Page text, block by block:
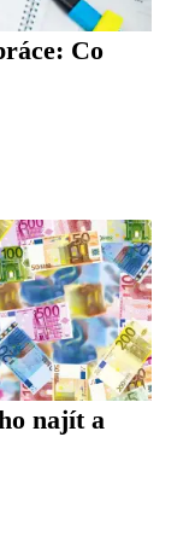
Co
najít a